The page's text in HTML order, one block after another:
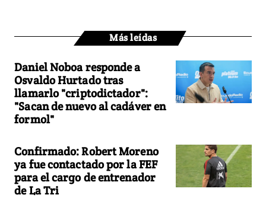
Más leídas
Daniel Noboa responde a
Osvaldo Hurtado tras
llamarlo "criptodictador":
"Sacan de nuevo al cadáver en
formol"
Confirmado: Robert Moreno
ya fue contactado por la FEF
para el cargo de entrenador
de La Tri